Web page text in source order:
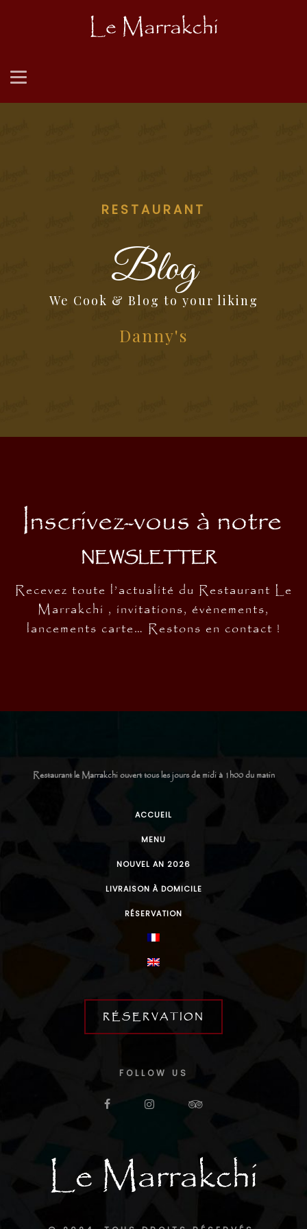
RESTAURANT
Blog
We Cook & Blog to your liking
Danny's
Inscrivez-vous à notre
NEWSLETTER
Recevez toute l’actualité du Restaurant Le
Marrakchi , invitations, évènements,
lancements carte… Restons en contact !
Restaurant le Marrakchi ouvert tous les jours de midi à 1h00 du matin
ACCUEIL
MENU
NOUVEL AN 2026
LIVRAISON À DOMICILE
RÉSERVATION
RÉSERVATION
FOLLOW US